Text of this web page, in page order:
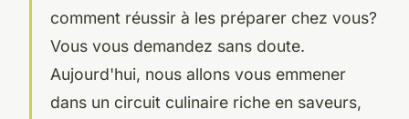
comment réussir à les préparer chez vous?
Vous vous demandez sans doute.
Aujourd'hui, nous allons vous emmener
dans un circuit culinaire riche en saveurs,